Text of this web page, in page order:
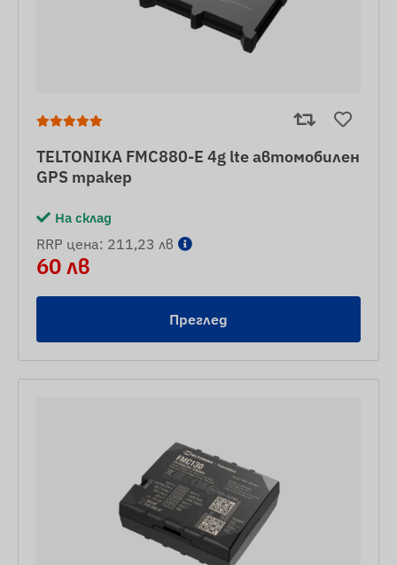
TELTONIKA FMC880-E 4g lte автомобилен
GPS тракер
На склад
RRP цена: 211,23 лв
60 лв
Преглед